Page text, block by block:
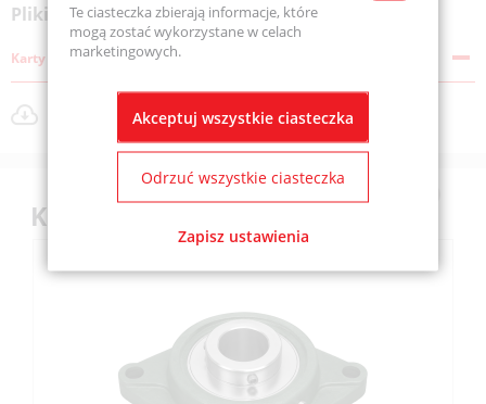
Pliki do pobrania
Karty katalogowe
Rozmiar pliku: 22 KB
Klienci kupili również
Te ciasteczka zbierają informacje, które
mogą zostać wykorzystane w celach
marketingowych.
Akceptuj wszystkie ciasteczka
Odrzuć wszystkie ciasteczka
Zapisz ustawienia